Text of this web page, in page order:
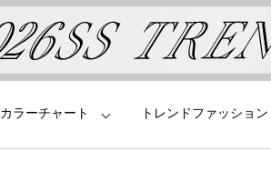
カラーチャート トレンドファッション